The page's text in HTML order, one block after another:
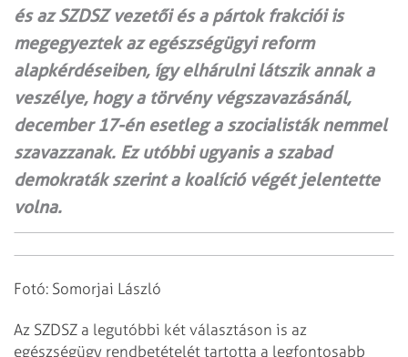
és az SZDSZ vezetői és a pártok frakciói is
megegyeztek az egészségügyi reform
alapkérdéseiben, így elhárulni látszik annak a
veszélye, hogy a törvény végszavazásánál,
december 17-én esetleg a szocialisták nemmel
szavazzanak. Ez utóbbi ugyanis a szabad
demokraták szerint a koalíció végét jelentette
volna.
Fotó: Somorjai László
Az SZDSZ a legutóbbi két választáson is az
egészségügy rendbetételét tartotta a legfontosabb